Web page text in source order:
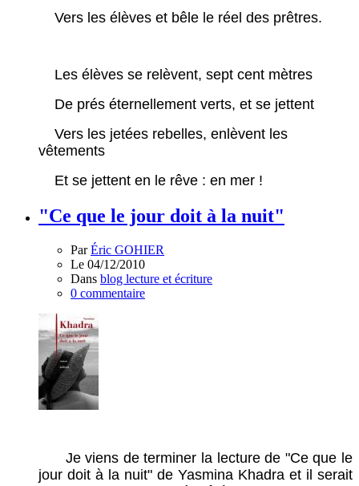
Vers les élèves et bêle le réel des prêtres.
Les élèves se relèvent, sept cent mètres
De prés éternellement verts, et se jettent
Vers les jetées rebelles, enlèvent les
vêtements
Et se jettent en le rêve : en mer !
"Ce que le jour doit à la nuit"
ParÉric GOHIER
Le 04/12/2010
Dans blog lecture et écriture
0 commentaire
Je viens de terminer la lecture de "Ce que le
jour doit à la nuit" de Yasmina Khadra et il serait